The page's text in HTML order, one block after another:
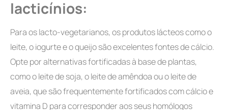
lacticínios:
Para os lacto-vegetarianos, os produtos lácteos como o
leite, o iogurte e o queijo são excelentes fontes de cálcio.
Opte por alternativas fortificadas à base de plantas,
como o leite de soja, o leite de amêndoa ou o leite de
aveia, que são frequentemente fortificados com cálcio e
vitamina D para corresponder aos seus homólogos